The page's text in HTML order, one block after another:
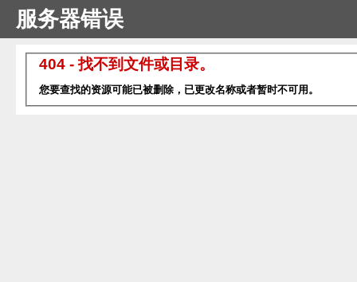
服务器错误
404 - 找不到文件或目录。
您要查找的资源可能已被删除，已更改名称或者暂时不可用。